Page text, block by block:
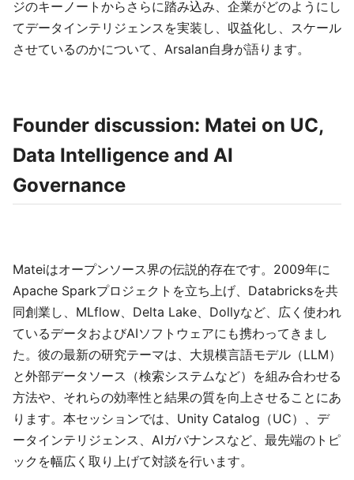
ジのキーノートからさらに踏み込み、企業がどのようにし
てデータインテリジェンスを実装し、収益化し、スケール
させているのかについて、Arsalan自身が語ります。
Founder discussion: Matei on UC,
Data Intelligence and AI
Governance
Mateiはオープンソース界の伝説的存在です。2009年に
Apache Sparkプロジェクトを立ち上げ、Databricksを共
同創業し、MLflow、Delta Lake、Dollyなど、広く使われ
ているデータおよびAIソフトウェアにも携わってきまし
た。彼の最新の研究テーマは、大規模言語モデル（LLM）
と外部データソース（検索システムなど）を組み合わせる
方法や、それらの効率性と結果の質を向上させることにあ
ります。本セッションでは、Unity Catalog（UC）、デ
ータインテリジェンス、AIガバナンスなど、最先端のトピ
ックを幅広く取り上げて対談を行います。